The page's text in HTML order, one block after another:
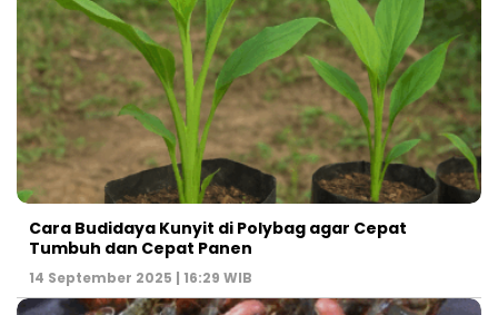
Cara Budidaya Kunyit di Polybag agar Cepat
Tumbuh dan Cepat Panen
14 September 2025 | 16:29 WIB